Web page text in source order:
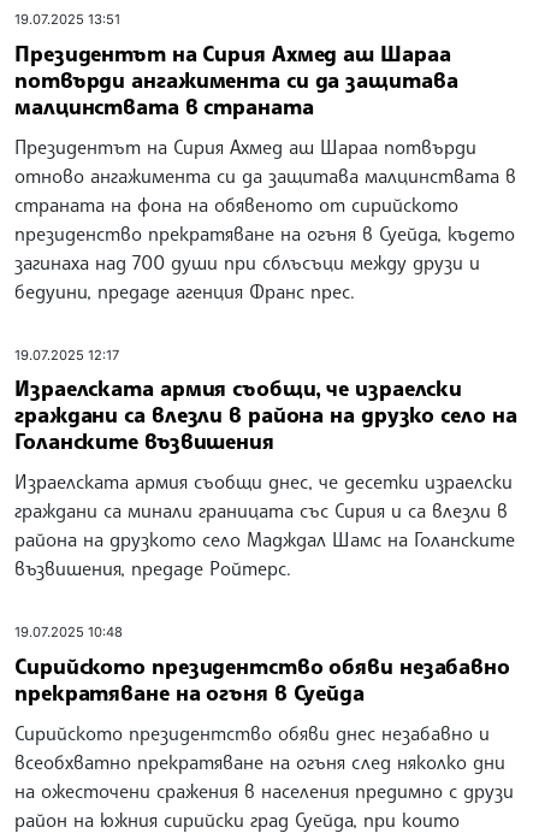
19.07.2025 13:51
Президентът на Сирия Ахмед аш Шараа
потвърди ангажимента си да защитава
малцинствата в страната
Президентът на Сирия Ахмед аш Шараа потвърди
отново ангажимента си да защитава малцинствата в
страната на фона на обявеното от сирийското
президенство прекратяване на огъня в Суейда, където
загинаха над 700 души при сблъсъци между друзи и
бедуини, предаде агенция Франс прес.
19.07.2025 12:17
Израелската армия съобщи, че израелски
граждани са влезли в района на друзко село на
Голанските възвишения
Израелската армия съобщи днес, че десетки израелски
граждани са минали границата със Сирия и са влезли в
района на друзкото село Мадждал Шамс на Голанските
възвишения, предаде Ройтерс.
19.07.2025 10:48
Сирийското президентство обяви незабавно
прекратяване на огъня в Суейда
Сирийското президентство обяви днес незабавно и
всеобхватно прекратяване на огъня след няколко дни
на ожесточени сражения в населения предимно с друзи
район на южния сирийски град Суейда, при които